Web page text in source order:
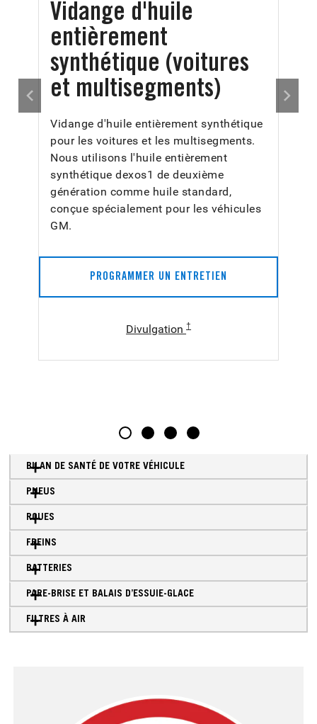
Vidange d'huile
entièrement
synthétique (voitures
et multisegments)
Vidange d'huile entièrement synthétique
pour les voitures et les multisegments.
Nous utilisons l'huile entièrement
synthétique dexos1 de deuxième
génération comme huile standard,
conçue spécialement pour les véhicules
GM.
PROGRAMMER UN ENTRETIEN
Divulgation†
1 2 3 4
BILAN DE SANTÉ DE VOTRE VÉHICULE
PNEUS
ROUES
FREINS
BATTERIES
PARE-BRISE ET BALAIS D’ESSUIE-GLACE
FILTRES À AIR